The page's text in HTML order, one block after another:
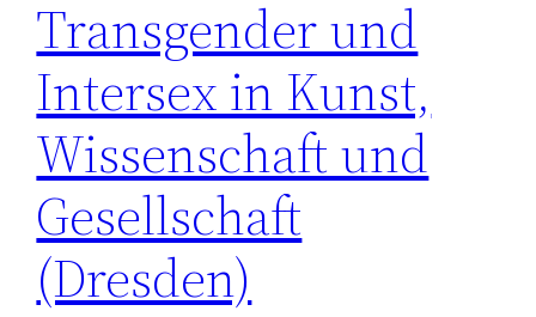
Transgender und
Intersex in Kunst,
Wissenschaft und
Gesellschaft
(Dresden)